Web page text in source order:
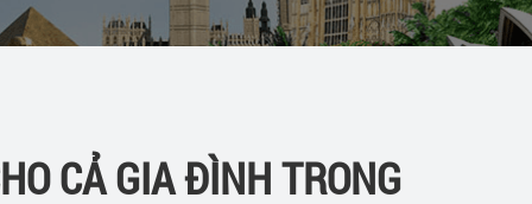
CẢ GIA ĐÌNH TRONG